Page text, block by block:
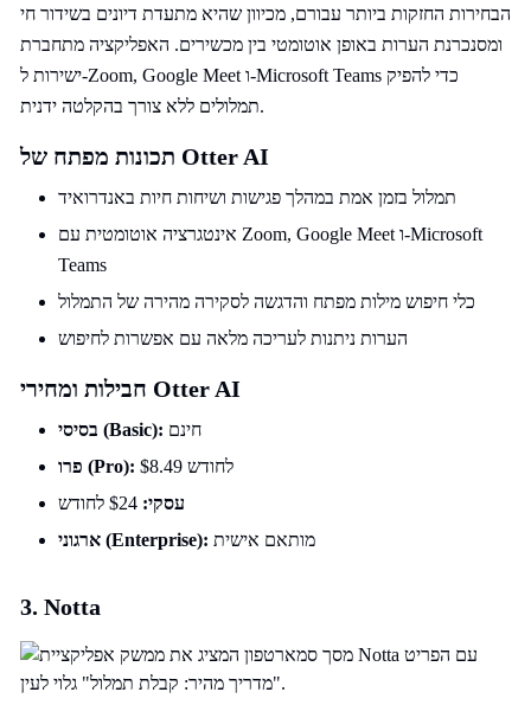
הבחירות החזקות ביותר עבורם, מכיוון שהיא מתעדת דיונים בשידור חי
ומסנכרנת הערות באופן אוטומטי בין מכשירים. האפליקציה מתחברת
ישירות ל-Zoom, Google Meet ו-Microsoft Teams כדי להפיק
תמלולים ללא צורך בהקלטה ידנית.
תכונות מפתח של Otter AI
תמלול בזמן אמת במהלך פגישות ושיחות חיות באנדרואיד
אינטגרציה אוטומטית עם Zoom, Google Meet ו-Microsoft
Teams
כלי חיפוש מילות מפתח והדגשה לסקירה מהירה של התמלול
הערות ניתנות לעריכה מלאה עם אפשרות לחיפוש
חבילות ומחירי Otter AI
בסיסי (Basic): חינם
פרו (Pro):
$8.49 לחודש
עסקי:
ארגוני (Enterprise): מותאם אישית
3. Notta